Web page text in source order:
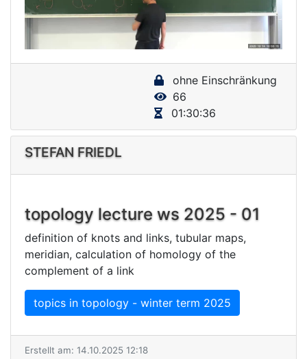
a
V
i
d
o
ohne Einschränkung
66
01:30:36
STEFAN FRIEDL
topology lecture ws 2025 - 01
definition of knots and links, tubular maps,
meridian, calculation of homology of the
complement of a link
topics in topology - winter term 2025
Erstellt am: 14.10.2025 12:18